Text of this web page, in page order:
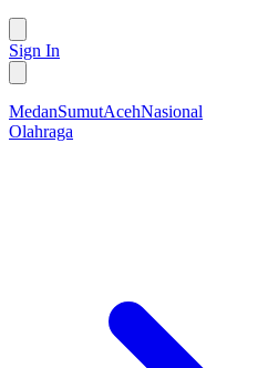
Sign In
MedanSumutAcehNasional
Olahraga